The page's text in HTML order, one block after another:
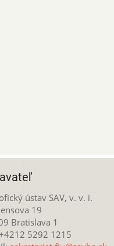
ústav SAV, v. v. i.
19
Bratislava 1
5292 1215